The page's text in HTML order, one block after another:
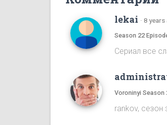
lekai · 8 years
Season 22
Сериал все
Voroninyi Season
rankov,